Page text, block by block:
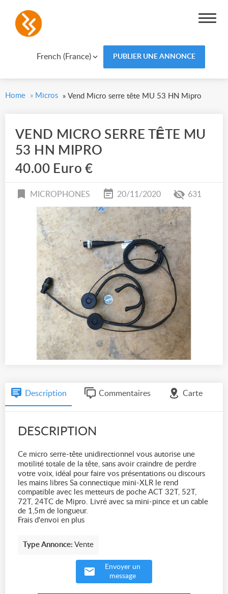
French (France) PUBLIER UNE ANNONCE
Home » Micros » Vend Micro serre tête MU 53 HN Mipro
VEND MICRO SERRE TÊTE MU
53 HN MIPRO
40.00 Euro €
MICROPHONES 20/11/2020 631
Description Commentaires Carte
DESCRIPTION
Ce micro serre-tête unidirectionnel vous autorise une
motilité totale de la tête, sans avoir craindre de perdre
votre voix, idéal pour faire vos présentations ou discours
les mains libres Sa connectique mini-XLR le rend
compatible avec les metteurs de poche ACT 32T, 52T,
72T, 24TC de Mipro. Livré avec sa mini-pince et un cable
de 1,5m de longueur.
Frais d'envoi en plus
Type Annonce: Vente
Envoyer un
message